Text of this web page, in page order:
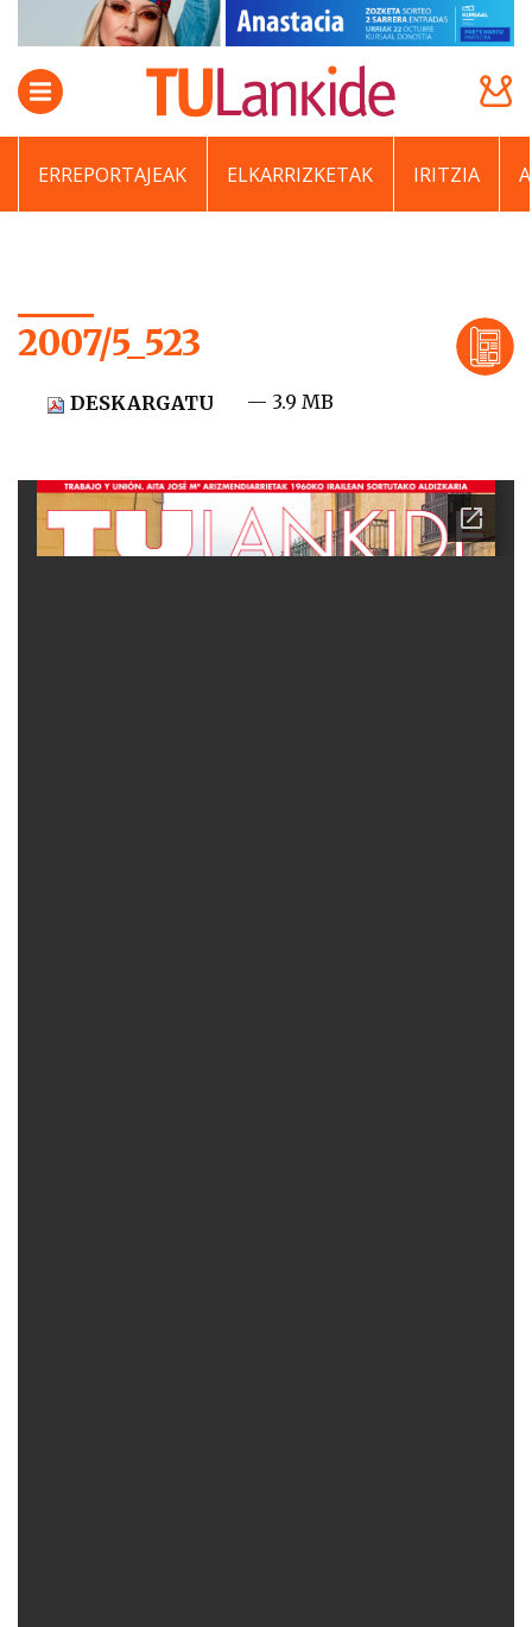
ERREPORTAJEAK ELKARRIZKETAK IRITZIA
2007/5_523
DESKARGATU — 3.9 MB